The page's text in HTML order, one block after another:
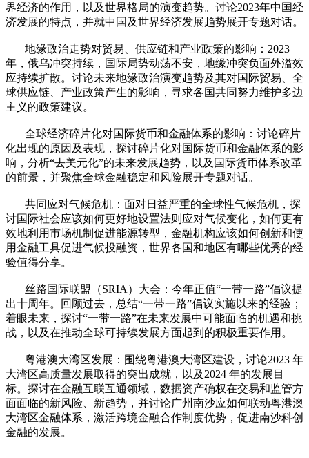
界经济的作用，以及世界格局的演变趋势。讨论2023年中国经
济发展的特点，并就中国及世界经济发展趋势展开专题对话。
地缘政治走势对贸易、供应链和产业政策的影响：2023
年，俄乌冲突持续，国际局势动荡不安，地缘冲突负面外溢效
应持续扩散。讨论未来地缘政治演变趋势及其对国际贸易、全
球供应链、产业政策产生的影响，寻求各国共同努力维护多边
主义的政策建议。
全球经济碎片化对国际货币和金融体系的影响：讨论碎片
化出现的原因及表现，探讨碎片化对国际货币和金融体系的影
响，分析“去美元化”的未来发展趋势，以及国际货币体系改革
的前景，并聚焦全球金融稳定和风险展开专题对话。
共同应对气候危机：面对日益严重的全球性气候危机，探
讨国际社会应该如何更好地设置法则应对气候变化，如何更有
效地利用市场机制促进能源转型，金融机构应该如何创新和使
用金融工具促进气候投融资，世界各国和地区有哪些优秀的经
验值得分享。
丝路国际联盟（SRIA）大会：今年正值“一带一路”倡议提
出十周年。回顾过去，总结“一带一路”倡议实施以来的经验；
着眼未来，探讨“一带一路”在未来发展中可能面临的机遇和挑
战，以及在推动全球可持续发展方面起到的积极重要作用。
粤港澳大湾区发展：围绕粤港澳大湾区建设，讨论2023 年
大湾区高质量发展取得的突出成就，以及2024 年的发展目
标。探讨在金融互联互通领域，数据资产确权在交易和监管方
面面临的新风险、新趋势，并讨论广州南沙应如何联动粤港澳
大湾区金融体系，激活跨境金融合作制度优势，促进南沙科创
金融的发展。